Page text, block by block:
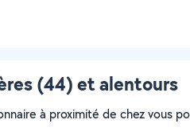
(44) et alentours
à proximité de chez vous